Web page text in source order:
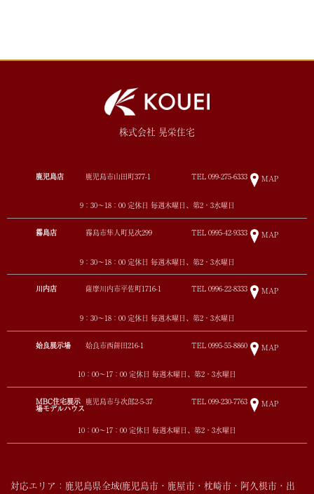
株式会社 晃栄住宅
鹿児島店 鹿児島市山田町377-1 TEL 099-275-6333 MAP
9：30～18：00 定休日 毎週木曜日、第2・3水曜日
霧島店 霧島市隼人町見次299 TEL 0995-42-9333 MAP
9：30～18：00 定休日 毎週木曜日、第2・3水曜日
川内店 薩摩川内市平佐町1716-1 TEL 0996-22-8333 MAP
9：30～18：00 定休日 毎週木曜日、第2・3水曜日
姶良展示場 姶良市西餅田216-1 TEL 0995-55-8860 MAP
10：00～17：00 定休日 毎週木曜日、第2・3水曜日
MBC住宅展示
場モデルハウス
鹿児島市与次郎2-5-37 TEL 099-230-7763 MAP
10：00～17：00 定休日 毎週木曜日、第2・3水曜日
対応エリア：鹿児島県全域(鹿児島市・鹿屋市・枕崎市・阿久根市・出